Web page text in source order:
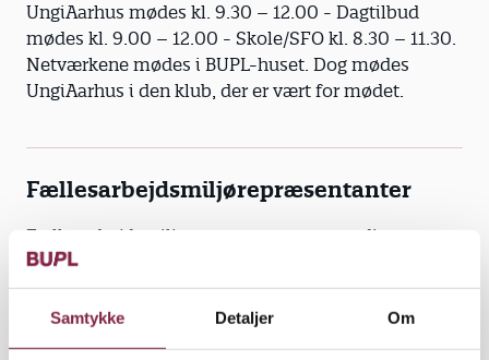
Samtykke Detaljer Om
UngiAarhus mødes kl. 9.30 – 12.00 - Dagtilbud
mødes kl. 9.00 – 12.00 - Skole/SFO kl. 8.30 – 11.30.
Netværkene mødes i BUPL-huset. Dog mødes
UngiAarhus i den klub, der er vært for mødet.
Fællesarbejdsmiljørepræsentanter
Fællesarbejdsmiljørepræsentanterne er dine
repræsentanter i Aarhus Kommune og i MED-
systemet. De hjælper med svar vedr. arbejdsmiljø:
• Helle Holmgaard Petersen